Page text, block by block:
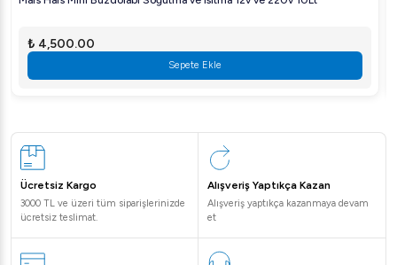
₺ 4,500.00
Sepete Ekle
Ücretsiz Kargo
3000 TL ve üzeri tüm siparişlerinizde
ücretsiz teslimat.
Alışveriş Yaptıkça Kazan
Alışveriş yaptıkça kazanmaya devam
et